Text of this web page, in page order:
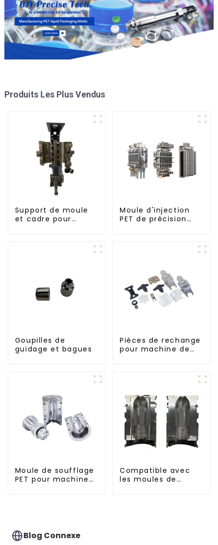
Produits Les Plus Vendus
Support de moule
et cadre pour
Moule d'injection
PET de précision
Goupilles de
guidage et bagues
Pièces de rechange
pour machine de
Moule de soufflage
PET pour machine
Compatible avec
les moules de
Blog Connexe